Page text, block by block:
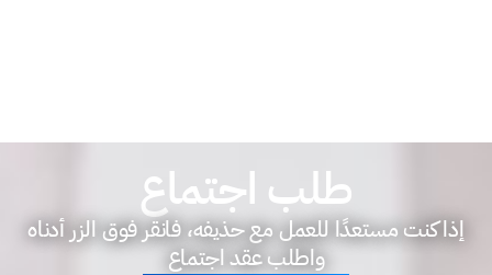
طلب اجتماع
إذا كنت مستعدًا للعمل مع حذيفه، فانقر فوق الزر أدناه
واطلب عقد اجتماع